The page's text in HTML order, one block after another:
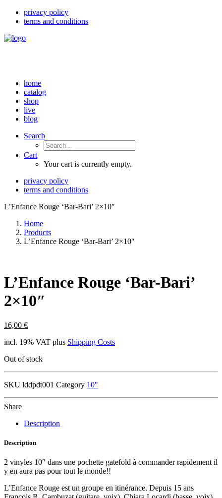
privacy policy
terms and conditions
home
catalog
shop
live
blog
Search
Cart
Your cart is currently empty.
privacy policy
terms and conditions
L’Enfance Rouge ‘Bar-Bari’ 2×10″
Home
Products
L’Enfance Rouge ‘Bar-Bari’ 2×10″
L’Enfance Rouge ‘Bar-Bari’
2×10″
16,00 €
incl. 19% VAT plus Shipping Costs
Out of stock
SKU lddpdt001 Category 10"
Share
Description
Description
2 vinyles 10″ dans une pochette gatefold à commander rapidement il
y en aura pas pour tout le monde!!
L’Enfance Rouge est un groupe en itinérance. Depuis 15 ans